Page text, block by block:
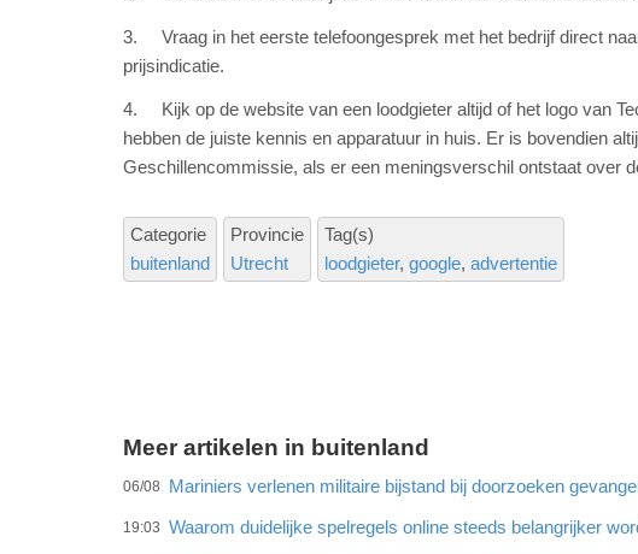
3. Vraag in het eerste telefoongesprek met het bedrijf direct
prijsindicatie.
4. Kijk op de website van een loodgieter altijd of het logo van
hebben de juiste kennis en apparatuur in huis. Er is bovendien
Geschillencommissie, als er een meningsverschil ontstaat over
Categorie
buitenland
Provincie
Utrecht
Tag(s)
loodgieter google advertentie
Meer artikelen in buitenland
06/08 Mariniers verlenen militaire bijstand bij doorzoeken
19:03 Waarom duidelijke spelregels online steeds belangrijker